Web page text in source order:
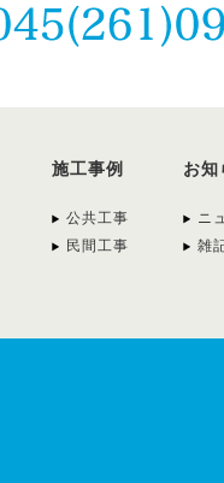
施工事例
公共工事
民間工事
お知
ニ
雑